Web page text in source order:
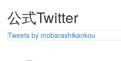
公式Twitter
Tweets by mobarashikankou